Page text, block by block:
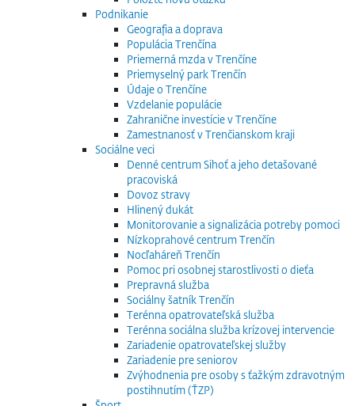
Podnikanie
Geografia a doprava
Populácia Trenčína
Priemerná mzda v Trenčíne
Priemyselný park Trenčín
Údaje o Trenčíne
Vzdelanie populácie
Zahranične investície v Trenčíne
Zamestnanosť v Trenčianskom kraji
Sociálne veci
Denné centrum Sihoť a jeho detašované
pracoviská
Dovoz stravy
Hlinený dukát
Monitorovanie a signalizácia potreby pomoci
Nízkoprahové centrum Trenčín
Nocľaháreň Trenčín
Pomoc pri osobnej starostlivosti o dieťa
Prepravná služba
Sociálny šatník Trenčín
Terénna opatrovateľská služba
Terénna sociálna služba krízovej intervencie
Zariadenie opatrovateľskej služby
Zariadenie pre seniorov
Zvýhodnenia pre osoby s ťažkým zdravotným
postihnutím (ŤZP)